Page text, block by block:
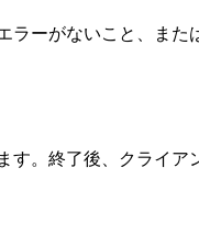
ーがないこと、ま
。終了後、クライ